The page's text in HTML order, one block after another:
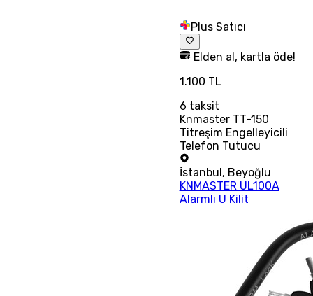
Plus Satıcı
Elden al, kartla öde!
1.100 TL
6 taksit
Knmaster TT-150
Titreşim Engelleyicili
Telefon Tutucu
İstanbul, Beyoğlu
KNMASTER UL100A
Alarmlı U Kilit